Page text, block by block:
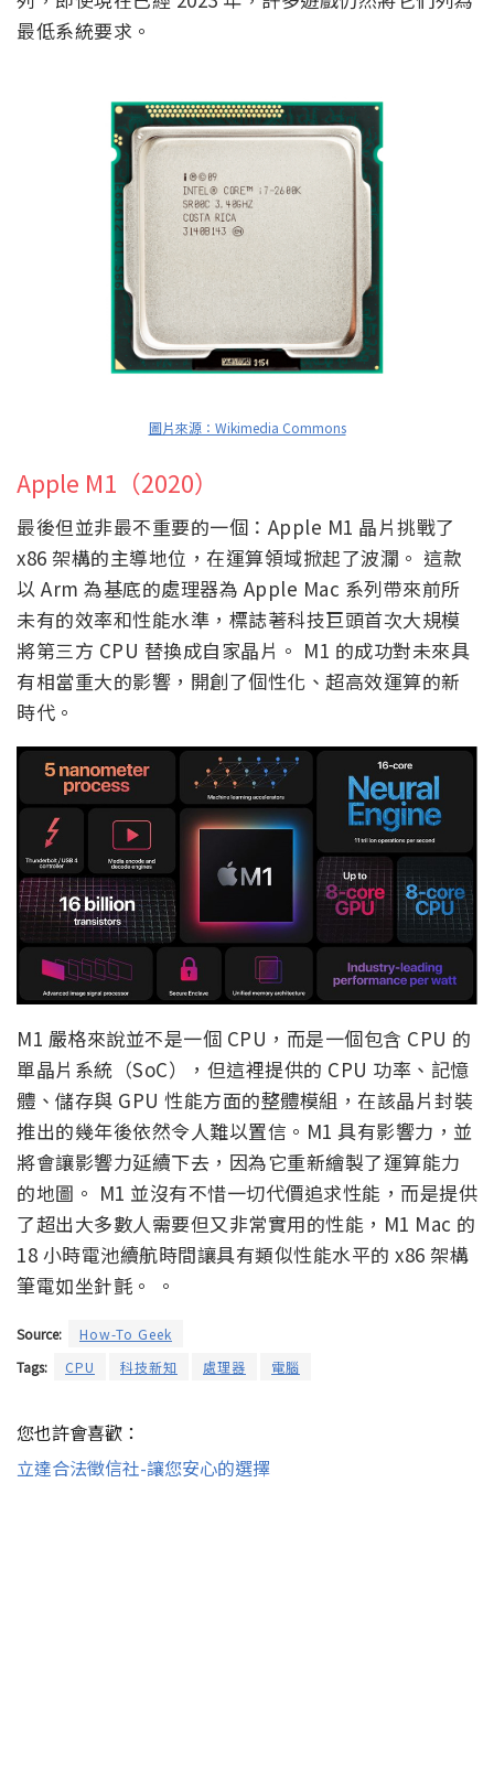
最低系統要求。
圖片來源：Wikimedia Commons
Apple M1（2020）
最後但並非最不重要的一個：Apple M1 晶片挑戰了
x86 架構的主導地位，在運算領域掀起了波瀾。 這款
以 Arm 為基底的處理器為 Apple Mac 系列帶來前所
未有的效率和性能水準，標誌著科技巨頭首次大規模
將第三方 CPU 替換成自家晶片。 M1 的成功對未來具
有相當重大的影響，開創了個性化、超高效運算的新
時代。
M1 嚴格來說並不是一個 CPU，而是一個包含 CPU 的
單晶片系統（SoC），但這裡提供的 CPU 功率、記憶
體、儲存與 GPU 性能方面的整體模組，在該晶片封裝
推出的幾年後依然令人難以置信。M1 具有影響力，並
將會讓影響力延續下去，因為它重新繪製了運算能力
的地圖。 M1 並沒有不惜一切代價追求性能，而是提供
了超出大多數人需要但又非常實用的性能，M1 Mac 的
18 小時電池續航時間讓具有類似性能水平的 x86 架構
筆電如坐針氈。 。
Source:
How-To Geek
Tags:
CPU 科技新知 處理器 電腦
您也許會喜歡：
立達合法徵信社-讓您安心的選擇